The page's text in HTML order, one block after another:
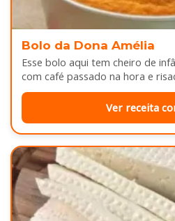
Bolo da Dona Amélia
Esse bolo aqui tem cheiro de
com café passado na hora e
Ver receita